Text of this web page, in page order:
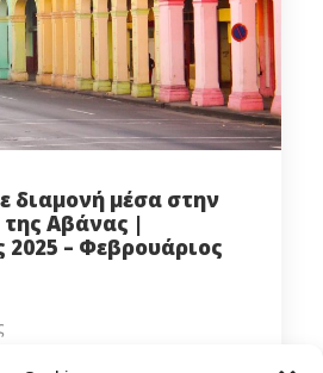
διαμονή μέσα στην
Αβάνας |
2025 – Φεβρουάριος